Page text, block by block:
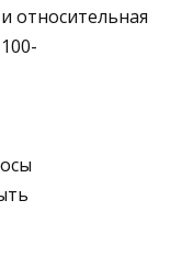
относительная